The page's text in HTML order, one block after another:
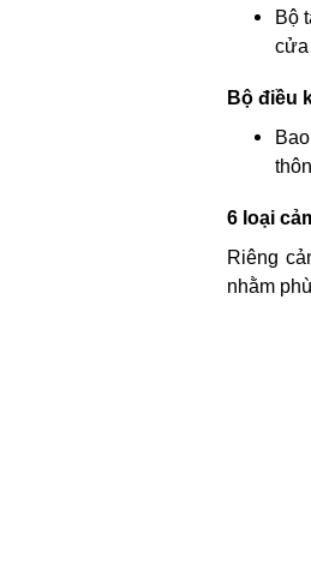
Bộ
cửa
Bộ điều
6 loại
Riêng
nhằm